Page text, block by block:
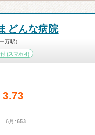
どんな病院
万駅）
(スマホ可)
3.73
6月:653